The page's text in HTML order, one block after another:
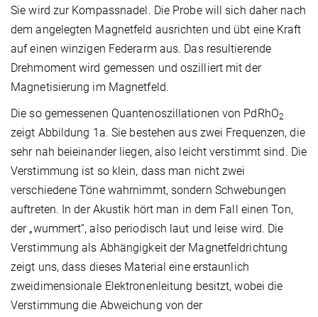
Sie wird zur Kompassnadel. Die Probe will sich daher nach
dem angelegten Magnetfeld ausrichten und übt eine Kraft
auf einen winzigen Federarm aus. Das resultierende
Drehmoment wird gemessen und oszilliert mit der
Magnetisierung im Magnetfeld.
Die so gemessenen Quantenoszillationen von PdRhO2
zeigt Abbildung 1a. Sie bestehen aus zwei Frequenzen, die
sehr nah beieinander liegen, also leicht verstimmt sind. Die
Verstimmung ist so klein, dass man nicht zwei
verschiedene Töne wahrnimmt, sondern Schwebungen
auftreten. In der Akustik hört man in dem Fall einen Ton,
der „wummert“, also periodisch laut und leise wird. Die
Verstimmung als Abhängigkeit der Magnetfeldrichtung
zeigt uns, dass dieses Material eine erstaunlich
zweidimensionale Elektronenleitung besitzt, wobei die
Verstimmung die Abweichung von der